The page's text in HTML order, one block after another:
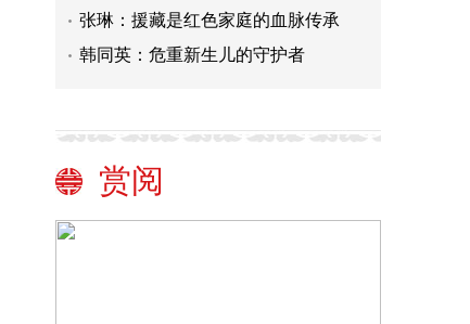
张琳：援藏是红色家庭的血脉传承
韩同英：危重新生儿的守护者
赏阅